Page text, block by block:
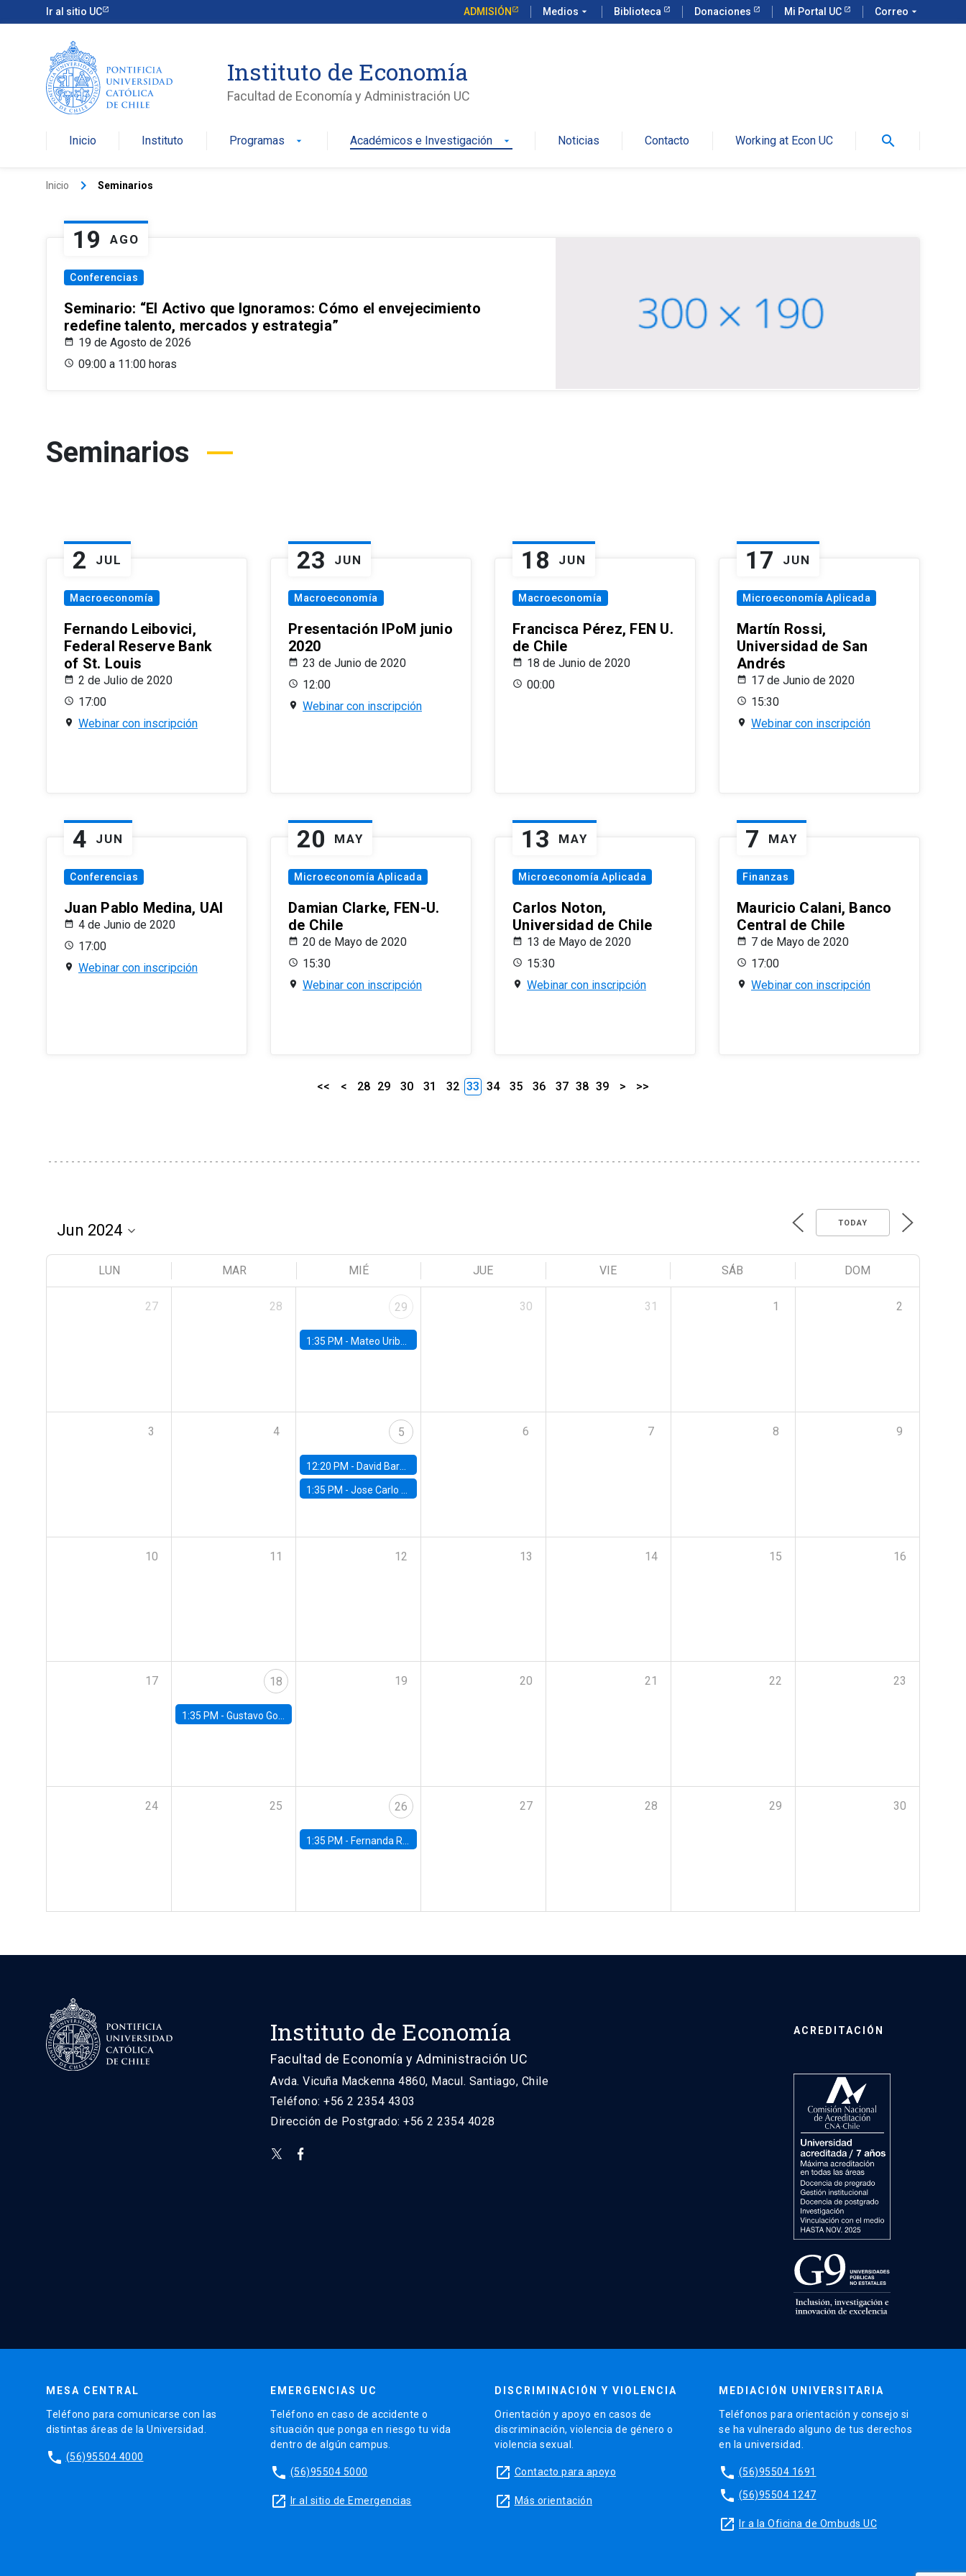
Ir al sitio UC ADMISIÓN Medios arrow_drop_down Biblioteca Donaciones Mi Portal UC Correo arrow_drop_down
Instituto de Economía
Facultad de Economía y Administración UC
Inicio Instituto Programas arrow_drop_down Académicos e Investigación arrow_drop_down Noticias Contacto Working at Econ UC search
Inicio keyboard_arrow_right Seminarios
19 AGO
Conferencias
Seminario: “El Activo que Ignoramos: Cómo el envejecimiento
redefine talento, mercados y estrategia”
19 de Agosto de 2026
09:00 a 11:00 horas
Seminarios
2 JUL
Macroeconomía
Fernando Leibovici,
Federal Reserve Bank
of St. Louis
2 de Julio de 2020
17:00
Webinar con inscripción
23 JUN
Macroeconomía
Presentación IPoM junio
2020
23 de Junio de 2020
12:00
Webinar con inscripción
18 JUN
Macroeconomía
Francisca Pérez, FEN U.
de Chile
18 de Junio de 2020
00:00
17 JUN
Microeconomía Aplicada
Martín Rossi,
Universidad de San
Andrés
17 de Junio de 2020
15:30
Webinar con inscripción
4 JUN
Conferencias
Juan Pablo Medina, UAI
4 de Junio de 2020
17:00
Webinar con inscripción
20 MAY
Microeconomía Aplicada
Damian Clarke, FEN-U.
de Chile
20 de Mayo de 2020
15:30
Webinar con inscripción
13 MAY
Microeconomía Aplicada
Carlos Noton,
Universidad de Chile
13 de Mayo de 2020
15:30
Webinar con inscripción
7 MAY
Finanzas
Mauricio Calani, Banco
Central de Chile
7 de Mayo de 2020
17:00
Webinar con inscripción
<< < 28 29 30 31 32 33 34 35 36 37 38 39 > >>
TODAY
LUN MAR MIÉ JUE VIE SÁB DOM
27 28 29
1:35 PM - Mateo Uribe-Castro, Universidad de los Andes (Colombia)
30 31 1 2
3 4 5
12:20 PM - David Bardey, Universidad de los Andes - CEDE
1:35 PM -Jose Carlo Bermudez, UC (ME) & World Bank
6 7 8 9
10 11 12 13 14 15 16
17 18
1:35 PM - Gustavo González, Banco Central de Chile
19 20 21 22 23
24 25 26
1:35 PM - Fernanda Rojas Ampuero, University of Wisconsin-Madison
27 28 29 30
Instituto de Economía
Facultad de Economía y Administración UC
Avda. Vicuña Mackenna 4860, Macul. Santiago, Chile
Teléfono: +56 2 2354 4303
Dirección de Postgrado: +56 2 2354 4028
ACREDITACIÓN
MESA CENTRAL
Teléfono para comunicarse con las
distintas áreas de la Universidad.
phone (56)95504 4000
EMERGENCIAS UC
Teléfono en caso de accidente o
situación que ponga en riesgo tu vida
dentro de algún campus.
phone (56)95504 5000
launch Ir al sitio de Emergencias
DISCRIMINACIÓN Y VIOLENCIA
Orientación y apoyo en casos de
discriminación, violencia de género o
violencia sexual.
launch Contacto para apoyo
launch Más orientación
MEDIACIÓN UNIVERSITARIA
Teléfonos para orientación y consejo si
se ha vulnerado alguno de tus derechos
en la universidad.
phone (56)95504 1691
phone (56)95504 1247
launch Ir a la Oficina de Ombuds UC